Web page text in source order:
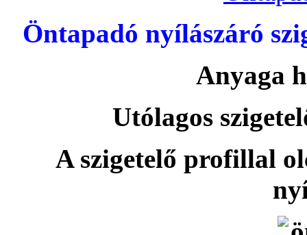
Öntapadó nyílászáró
Anyaga
Utólagos
A szigetelő profillal